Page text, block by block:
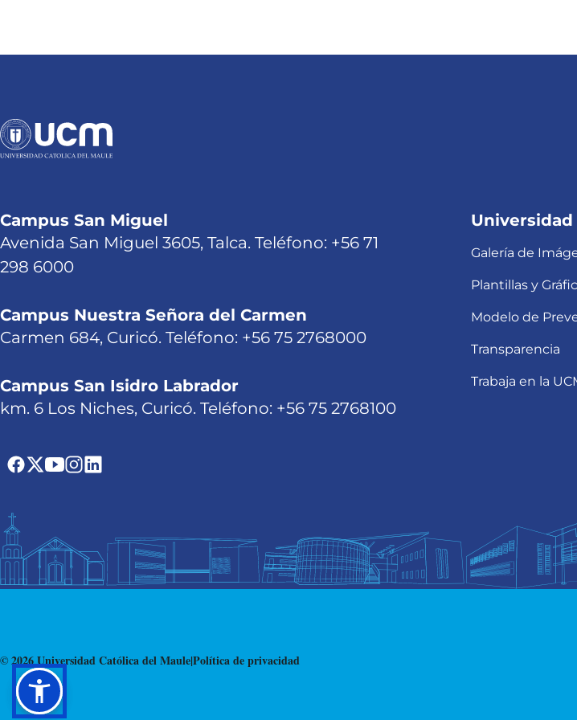
Campus San Miguel
Avenida San Miguel 3605, Talca. Teléfono: +56 71
298 6000
Campus Nuestra Señora del Carmen
Carmen 684, Curicó. Teléfono: +56 75 2768000
Campus San Isidro Labrador
km. 6 Los Niches, Curicó. Teléfono: +56 75 2768100
Universidad
Galería de
Plantillas y
Modelo de
Transparencia
Trabaja en la
© 2026 Universidad Católica del Maule|Política de privacidad